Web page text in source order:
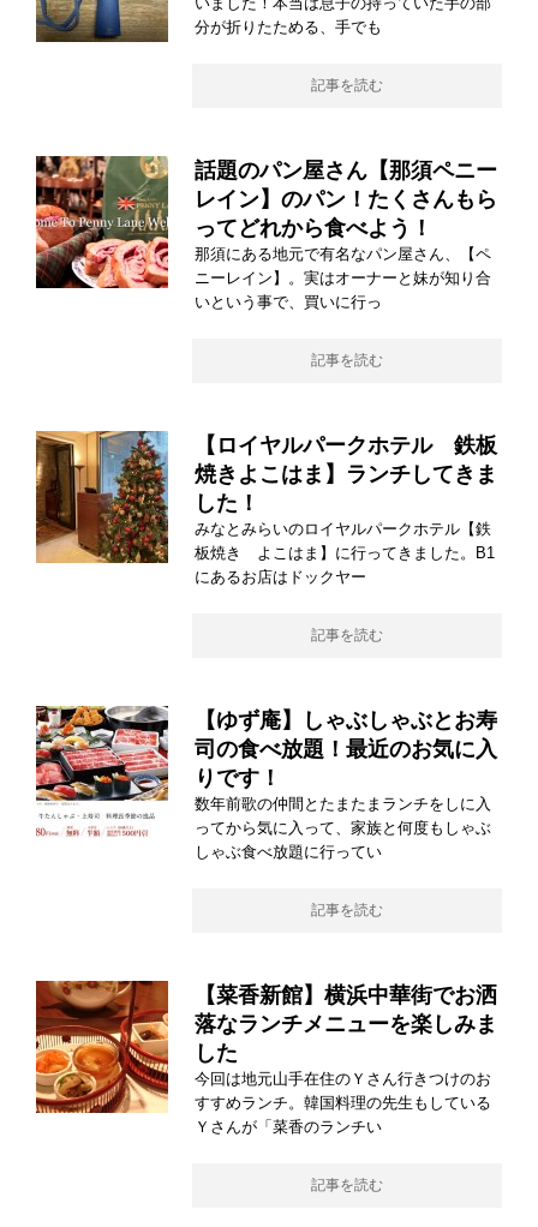
分が折りたためる、手でも
記事を読む
話題のパン屋さん【那須ペニー
レイン】のパン！たくさんもら
ってどれから食べよう！
那須にある地元で有名なパン屋さん、【ペ
ニーレイン】。実はオーナーと妹が知り合
いという事で、買いに行っ
記事を読む
【ロイヤルパークホテル 鉄板
焼きよこはま】ランチしてきま
した！
みなとみらいのロイヤルパークホテル【鉄
板焼き よこはま】に行ってきました。B1
にあるお店はドックヤー
記事を読む
【ゆず庵】しゃぶしゃぶとお寿
司の食べ放題！最近のお気に入
りです！
数年前歌の仲間とたまたまランチをしに入
ってから気に入って、家族と何度もしゃぶ
しゃぶ食べ放題に行ってい
記事を読む
【菜香新館】横浜中華街でお洒
落なランチメニューを楽しみま
した
今回は地元山手在住のＹさん行きつけのお
すすめランチ。韓国料理の先生もしている
Ｙさんが「菜香のランチい
記事を読む